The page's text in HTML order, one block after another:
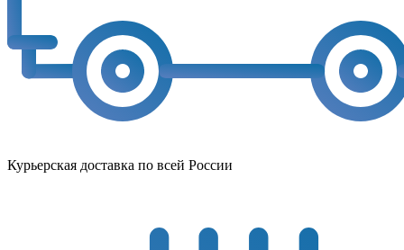
Курьерская доставка по всей России